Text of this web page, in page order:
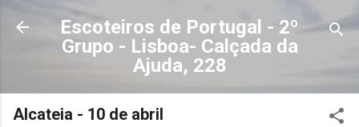
Avançar para o conteúdo principal
Escoteiros de Portugal - 2º
Grupo - Lisboa- Calçada da
Ajuda, 228
Alcateia - 10 de abril